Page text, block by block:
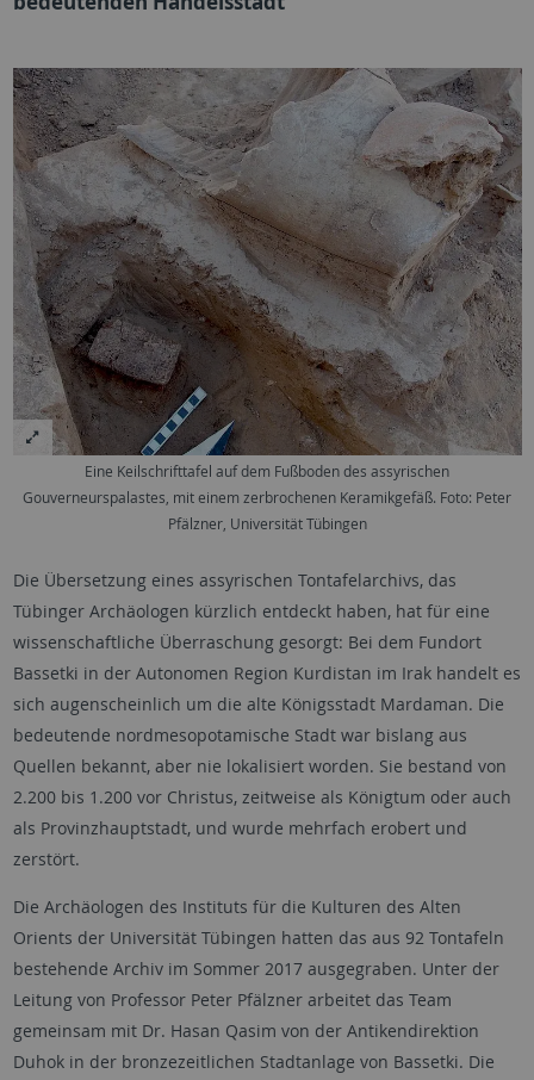
Eine Keilschrifttafel auf dem Fußboden des assyrischen
Gouverneurspalastes, mit einem zerbrochenen Keramikgefäß. Foto: Peter
Pfälzner, Universität Tübingen
Die Übersetzung eines assyrischen Tontafelarchivs, das
Tübinger Archäologen kürzlich entdeckt haben, hat für eine
wissenschaftliche Überraschung gesorgt: Bei dem Fundort
Bassetki in der Autonomen Region Kurdistan im Irak handelt es
sich augenscheinlich um die alte Königsstadt Mardaman. Die
bedeutende nordmesopotamische Stadt war bislang aus
Quellen bekannt, aber nie lokalisiert worden. Sie bestand von
2.200 bis 1.200 vor Christus, zeitweise als Königtum oder auch
als Provinzhauptstadt, und wurde mehrfach erobert und
zerstört.
Die Archäologen des Instituts für die Kulturen des Alten
Orients der Universität Tübingen hatten das aus 92 Tontafeln
bestehende Archiv im Sommer 2017 ausgegraben. Unter der
Leitung von Professor Peter Pfälzner arbeitet das Team
gemeinsam mit Dr. Hasan Qasim von der Antikendirektion
Duhok in der bronzezeitlichen Stadtanlage von Bassetki. Die